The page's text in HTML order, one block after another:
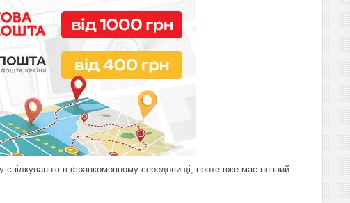
спілкуванню в франкомовному середовищі, проте вже має певний